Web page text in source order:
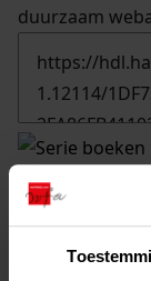
duurzaam
Westfriese
Enkhuizen,